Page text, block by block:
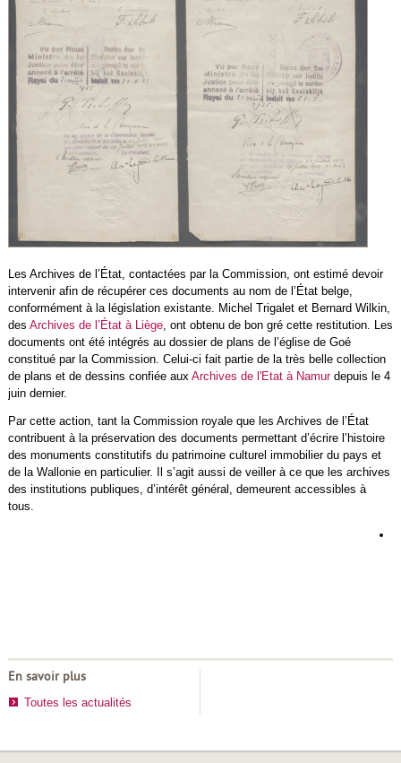
Les Archives de l’État, contactées par la Commission, ont estimé devoir
intervenir afin de récupérer ces documents au nom de l’État belge,
conformément à la législation existante. Michel Trigalet et Bernard Wilkin,
des Archives de l’État à Liège, ont obtenu de bon gré cette restitution. Les
documents ont été intégrés au dossier de plans de l’église de Goé
constitué par la Commission. Celui-ci fait partie de la très belle collection
de plans et de dessins confiée aux Archives de l'Etat à Namurdepuis le 4
juin dernier.
Par cette action, tant la Commission royale que les Archives de l’État
contribuent à la préservation des documents permettant d’écrire l’histoire
des monuments constitutifs du patrimoine culturel immobilier du pays et
de la Wallonie en particulier. Il s’agit aussi de veiller à ce que les archives
des institutions publiques, d’intérêt général, demeurent accessibles à
tous.
En savoir plus
Toutes les actualités